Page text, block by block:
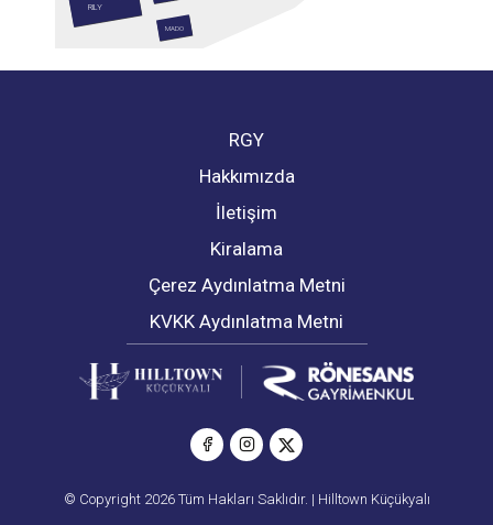
MADO
RILY
RGY
Hakkımızda
İletişim
Kiralama
Çerez Aydınlatma Metni
KVKK Aydınlatma Metni
© Copyright 2026 Tüm Hakları Saklıdır. | Hilltown Küçükyalı